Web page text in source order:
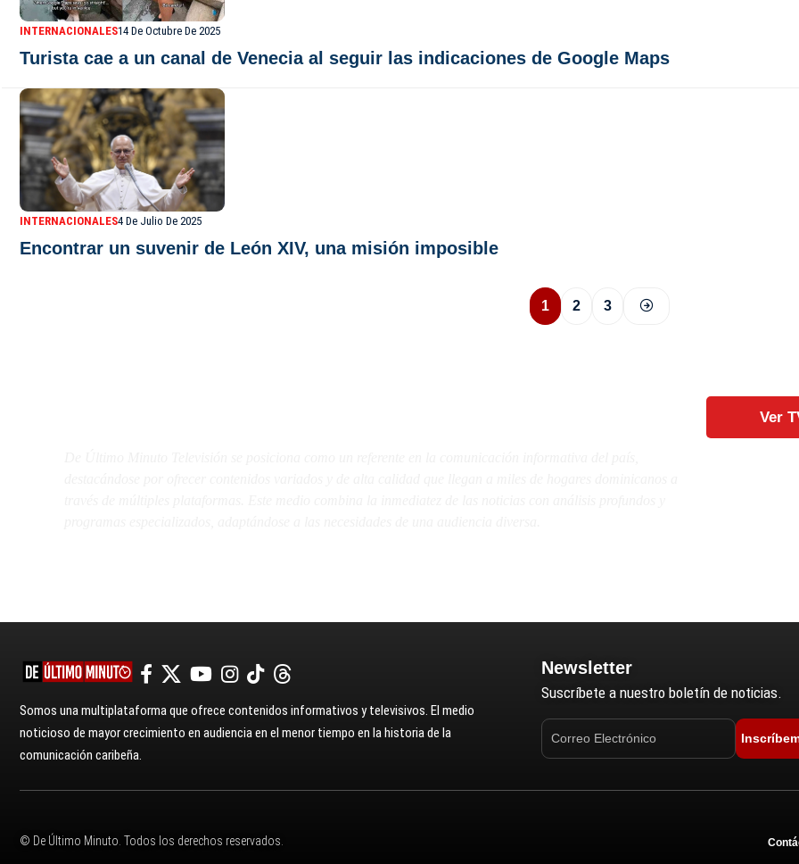
INTERNACIONALES14 De Octubre De 2025
Turista cae a un canal de Venecia al seguir las indicaciones de Google Maps
INTERNACIONALES4 De Julio De 2025
Encontrar un suvenir de León XIV, una misión imposible
1 2 3
Ver
Somos una multiplataforma que ofrece contenidos informativos y televisivos. El medio
noticioso de mayor crecimiento en audiencia en el menor tiempo en la historia de la
comunicación caribeña.
Newsletter
Suscríbete a nuestro boletín de noticias.
© De Último Minuto. Todos los derechos reservados.